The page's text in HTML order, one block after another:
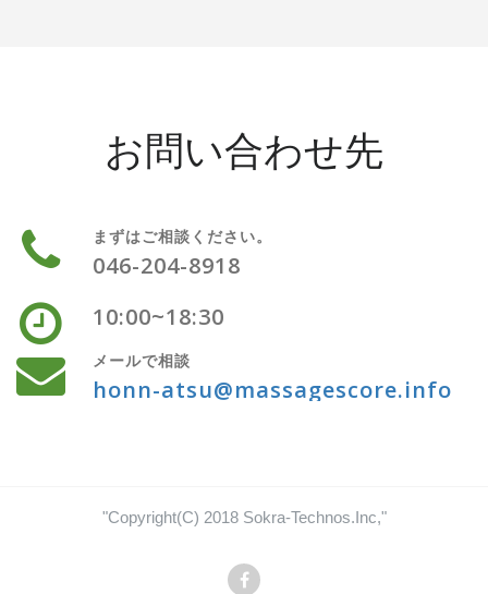
お問い合わせ先
まずはご相談ください。
046-204-8918
10:00~18:30
メールで相談
honn-atsu@massagescore.info
"Copyright(C) 2018 Sokra-Technos.Inc,"